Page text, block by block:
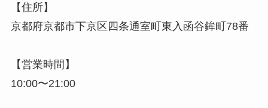
【住所】
京都府京都市下京区四条通室町東入函谷鉾町78番
【営業時間】
10:00〜21:00